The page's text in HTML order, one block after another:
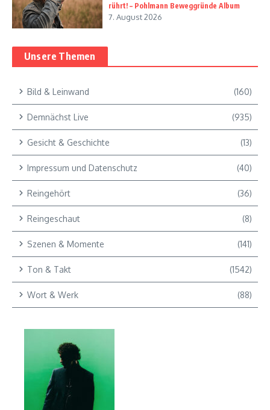
rührt! – Pohlmann Beweggründe Album
7. August 2026
Unsere Themen
Bild & Leinwand (160)
Demnächst Live (935)
Gesicht & Geschichte (13)
Impressum und Datenschutz (40)
Reingehört (36)
Reingeschaut (8)
Szenen & Momente (141)
Ton & Takt (1542)
Wort & Werk (88)